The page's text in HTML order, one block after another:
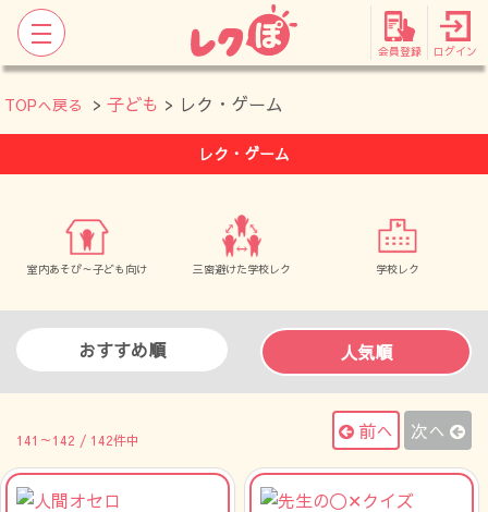
会員登録 ログイン
TOPへ戻る > 子ども > レク・ゲーム
レク・ゲーム
室内あそび～子ども向け 三密避けた学校レク 学校レク
おすすめ順 人気順
141～142 / 142件中 前へ 次へ